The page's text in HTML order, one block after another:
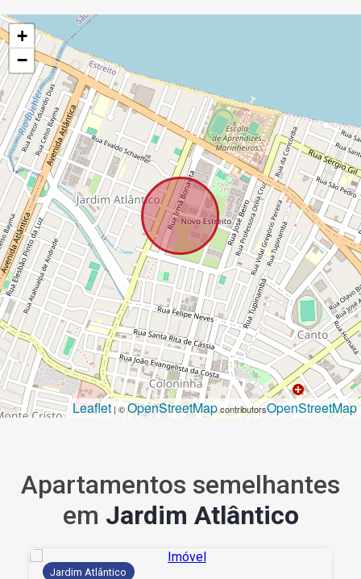
+
−
Leaflet | ©OpenStreetMapcontributorsOpenStreetMap
Apartamentos semelhantes
em Jardim Atlântico
Jardim Atlântico